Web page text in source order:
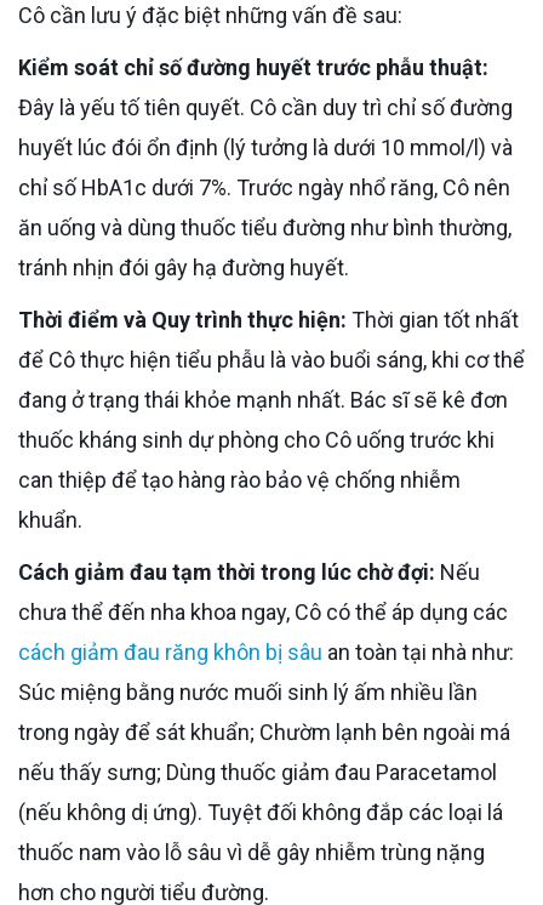
Cô cần lưu ý đặc biệt những vấn đề sau:
Kiểm soát chỉ số đường huyết trước phẫu thuật:
Đây là yếu tố tiên quyết. Cô cần duy trì chỉ số đường
huyết lúc đói ổn định (lý tưởng là dưới 10 mmol/l) và
chỉ số HbA1c dưới 7%. Trước ngày nhổ răng, Cô nên
ăn uống và dùng thuốc tiểu đường như bình thường,
tránh nhịn đói gây hạ đường huyết.
Thời điểm và Quy trình thực hiện: Thời gian tốt nhất
để Cô thực hiện tiểu phẫu là vào buổi sáng, khi cơ thể
đang ở trạng thái khỏe mạnh nhất. Bác sĩ sẽ kê đơn
thuốc kháng sinh dự phòng cho Cô uống trước khi
can thiệp để tạo hàng rào bảo vệ chống nhiễm
khuẩn.
Cách giảm đau tạm thời trong lúc chờ đợi: Nếu
chưa thể đến nha khoa ngay, Cô có thể áp dụng các
cách giảm đau răng khôn bị sâu an toàn tại nhà như:
Súc miệng bằng nước muối sinh lý ấm nhiều lần
trong ngày để sát khuẩn; Chườm lạnh bên ngoài má
nếu thấy sưng; Dùng thuốc giảm đau Paracetamol
(nếu không dị ứng). Tuyệt đối không đắp các loại lá
thuốc nam vào lỗ sâu vì dễ gây nhiễm trùng nặng
hơn cho người tiểu đường.